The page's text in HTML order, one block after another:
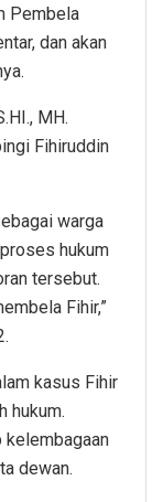
Pembela
dan akan
MH.
Fihiruddin
warga
hukum
tersebut.
Fihir,”
kasus Fihir
hukum.
kelembagaan
dewan.